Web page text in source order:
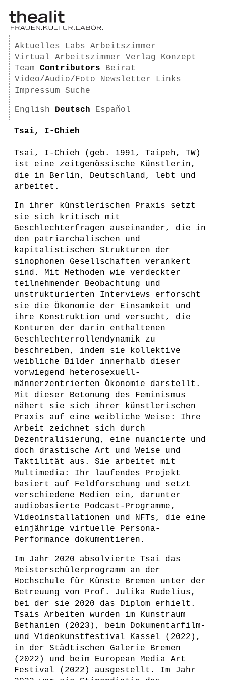
Aktuelles Labs
Arbeitszimmer
Virtual Arbeitszimmer
Verlag
Konzept
Team
Contributors
Beirat
Video/Audio/Foto
Newsletter
Links
Impressum
Suche
English Deutsch Español
Tsai, I-Chieh
Tsai, I-Chieh (geb. 1991, Taipeh, TW)
ist eine zeitgenössische Künstlerin,
die in Berlin, Deutschland, lebt und
arbeitet.
In ihrer künstlerischen Praxis setzt
sie sich kritisch mit
Geschlechterfragen auseinander, die in
den patriarchalischen und
kapitalistischen Strukturen der
sinophonen Gesellschaften verankert
sind. Mit Methoden wie verdeckter
teilnehmender Beobachtung und
unstrukturierten Interviews erforscht
sie die Ökonomie der Einsamkeit und
ihre Konstruktion und versucht, die
Konturen der darin enthaltenen
Geschlechterrollendynamik zu
beschreiben, indem sie kollektive
weibliche Bilder innerhalb dieser
vorwiegend heterosexuell-
männerzentrierten Ökonomie darstellt.
Mit dieser Betonung des Feminismus
nähert sie sich ihrer künstlerischen
Praxis auf eine weibliche Weise: Ihre
Arbeit zeichnet sich durch
Dezentralisierung, eine nuancierte und
doch drastische Art und Weise und
Taktilität aus. Sie arbeitet mit
Multimedia: Ihr laufendes Projekt
basiert auf Feldforschung und setzt
verschiedene Medien ein, darunter
audiobasierte Podcast-Programme,
Videoinstallationen und NFTs, die eine
einjährige virtuelle Persona-
Performance dokumentieren.
Im Jahr 2020 absolvierte Tsai das
Meisterschülerprogramm an der
Hochschule für Künste Bremen unter der
Betreuung von Prof. Julika Rudelius,
bei der sie 2020 das Diplom erhielt.
Tsais Arbeiten wurden im Kunstraum
Bethanien (2023), beim Dokumentarfilm-
und Videokunstfestival Kassel (2022),
in der Städtischen Galerie Bremen
(2022) und beim European Media Art
Festival (2022) ausgestellt. Im Jahr